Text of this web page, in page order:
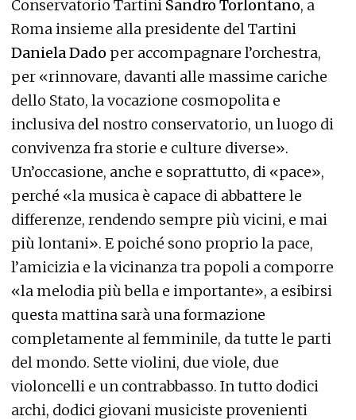
Conservatorio Tartini Sandro Torlontano, a
Roma insieme alla presidente del Tartini
Daniela Dado per accompagnare l’orchestra,
per «rinnovare, davanti alle massime cariche
dello Stato, la vocazione cosmopolita e
inclusiva del nostro conservatorio, un luogo di
convivenza fra storie e culture diverse».
Un’occasione, anche e soprattutto, di «pace»,
perché «la musica è capace di abbattere le
differenze, rendendo sempre più vicini, e mai
più lontani». E poiché sono proprio la pace,
l’amicizia e la vicinanza tra popoli a comporre
«la melodia più bella e importante», a esibirsi
questa mattina sarà una formazione
completamente al femminile, da tutte le parti
del mondo. Sette violini, due viole, due
violoncelli e un contrabbasso. In tutto dodici
archi, dodici giovani musiciste provenienti